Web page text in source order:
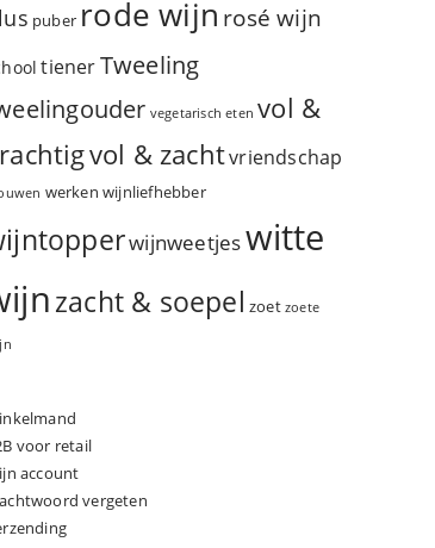
puber rode wijn rosé wijn
tienerTweeling
vegetarisch eten vol &
vol & zachtvriendschap
werken wijnliefhebber
wijnweetjeswitte
zacht & soepel zoet zoete
voor retail
account
vergeten